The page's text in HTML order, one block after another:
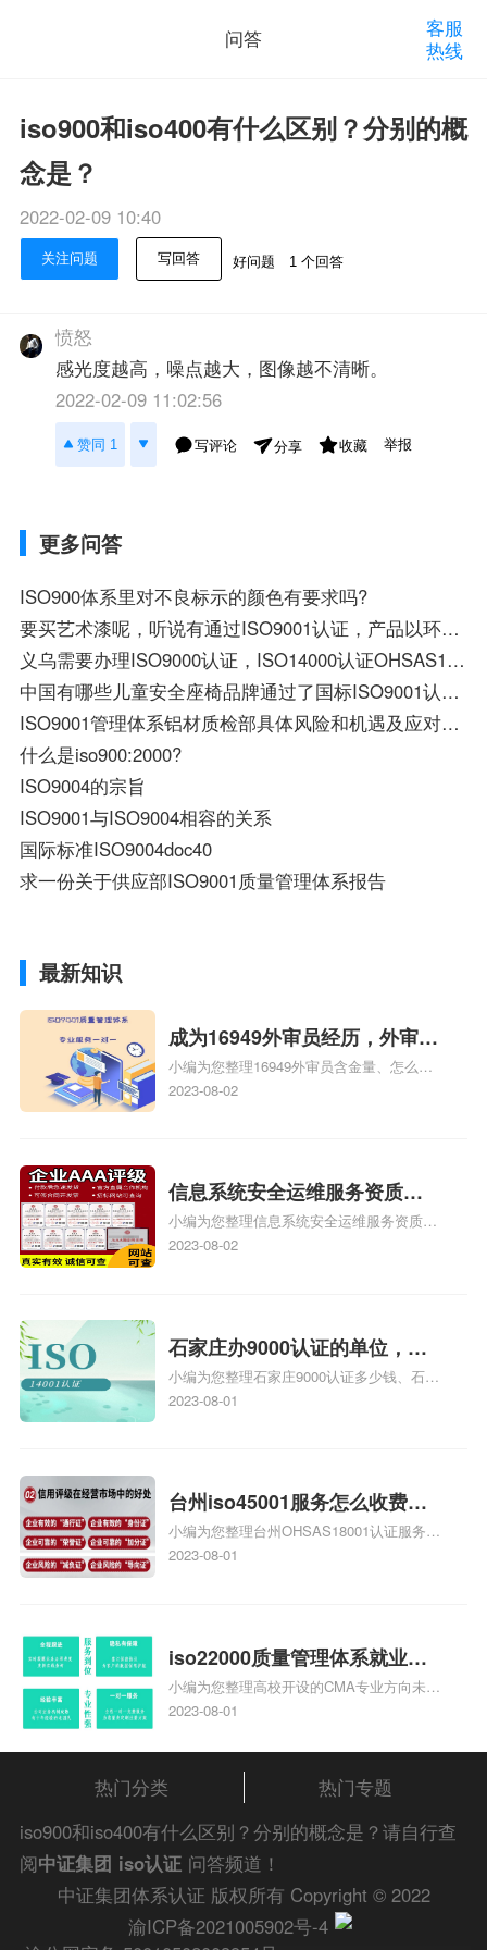
问答
客服
热线
iso900和iso400有什么区别？分别的概
念是？
2022-02-09 10:40
关注问题 写回答 好问题 1 个回答
愤怒
感光度越高，噪点越大，图像越不清晰。
2022-02-09 11:02:56
赞同 1 写评论 分享 收藏 举报
更多问答
ISO900体系里对不良标示的颜色有要求吗?
要买艺术漆呢，听说有通过ISO9001认证，产品以环保和优越的性能闻名欧洲的艺术漆品牌，对吗？
义乌需要办理ISO9000认证，ISO14000认证OHSAS18000、TS16949的企业多吗？有需要办理出口许口认证，和3C认证
中国有哪些儿童安全座椅品牌通过了国标ISO9001认证？
ISO9001管理体系铝材质检部具体风险和机遇及应对措施
什么是iso900:2000?
ISO9004的宗旨
ISO9001与ISO9004相容的关系
国际标准ISO9004doc40
求一份关于供应部ISO9001质量管理体系报告
最新知识
成为16949外审员经历，外审员
16949
小编为您整理16949外审员含金量、怎么才
能成为注册的TS16949:2009的外审员、我
2023-08-02
信息系统安全运维服务资质二
级费用，信息系统安全运维服
务资质二级
小编为您整理信息系统安全运维服务资质认
证证书机构有哪些、安全运维服务资质的费
体系认证知识，详情可查看下方正文！
2023-08-02
石家庄办9000认证的单位，石
家庄9000认证的公司
小编为您整理石家庄9000认证多少钱、石家
庄9000认证价格多少钱、石家庄9000认证
2023-08-01
台州iso45001服务怎么收费，
台州iso45001认证服务怎么收
费
小编为您整理台州OHSAS18001认证服务中
心哪家收费便宜、台州ISO9000认证，哪个
标准是什么相关iso体系认证知识，详情可
查看下方正文！
2023-08-01
iso22000质量管理体系就业方
向，质量管理与认证就业方向
小编为您整理高校开设的CMA专业方向未来
就业前景及就业方向如何、cma就业方向有
和cma未来就业方向、大学生考完cma，就
哪些就业方向相关iso体系认证知识，详情
可查看下方正文！
2023-08-01
热门分类
热门专题
iso900和iso400有什么区别？分别的概念是？请自行查
阅中证集团 iso认证 问答频道！
中证集团体系认证 版权所有 Copyright © 2022
渝ICP备2021005902号-4